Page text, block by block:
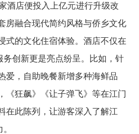
酒店便投入上亿元进行升级改
房融合现代简约风格与侨乡文化
式的文化住宿体验。酒店不仅在
务创新更是亮点纷呈。比如，针
爱，自助晚餐新增多种海鲜品
《狂飙》《让子弹飞》等在江门
在此陈列，让游客深入了解江